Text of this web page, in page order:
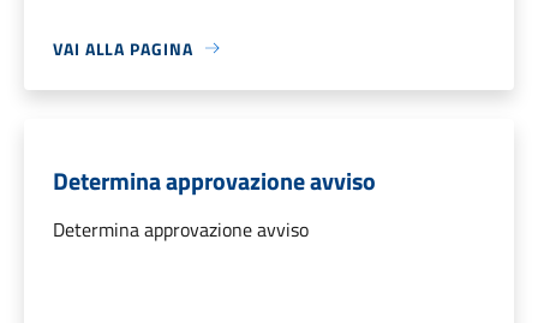
VAI ALLA PAGINA
Determina approvazione avviso
Determina approvazione avviso